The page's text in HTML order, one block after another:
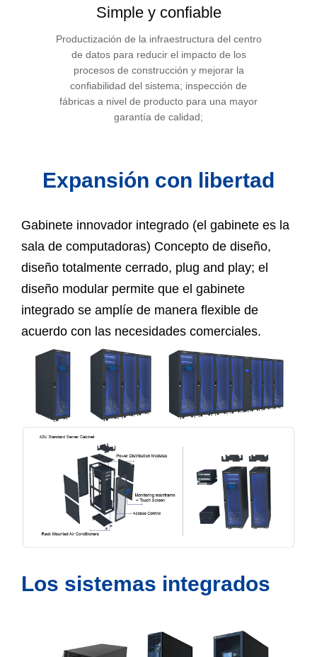
Simple y confiable
Productización de la infraestructura del centro
de datos para reducir el impacto de los
procesos de construcción y mejorar la
confiabilidad del sistema; inspección de
fábricas a nivel de producto para una mayor
garantía de calidad;
Expansión con libertad
Gabinete innovador integrado (el gabinete es la
sala de computadoras) Concepto de diseño,
diseño totalmente cerrado, plug and play; el
diseño modular permite que el gabinete
integrado se amplíe de manera flexible de
acuerdo con las necesidades comerciales.
Los sistemas integrados